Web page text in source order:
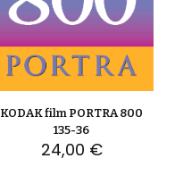
KODAK film PORTRA 800
135-36
24,00 €